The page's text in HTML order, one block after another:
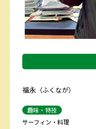
福永 （ふくなが）
趣味・特技
サーフィン・料理